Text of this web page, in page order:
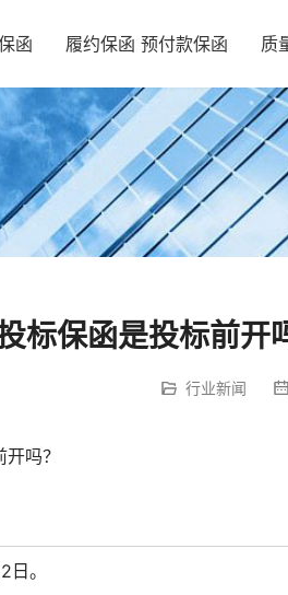
函 履约保函 预付款保函 质
标保函是投标前开
行业新闻
吗？
。